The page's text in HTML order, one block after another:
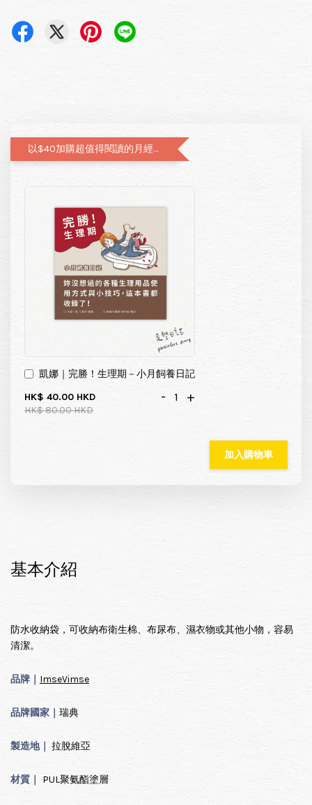
以$40加購超值得閱讀的月經圖文書—小月飼養日記
凱娜｜完勝！生理期－小月飼養日記
HK$ 40.00 HKD
HK$ 80.00 HKD
- +
加入購物車
基本介紹
防水收納袋，可收納布衛生棉、布尿布、濕衣物或其他小物，容易
清潔。
品牌｜ ImseVimse
品牌國家｜ 瑞典
製造地｜ 拉脫維亞
材質｜ PUL聚氨酯塗層